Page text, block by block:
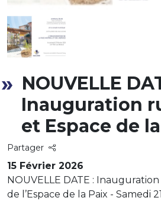
NOUVELLE
Inauguration
et Espace de
Partager
15 Février 2026
NOUVELLE DATE :
de l’Espace de la Paix - Samedi